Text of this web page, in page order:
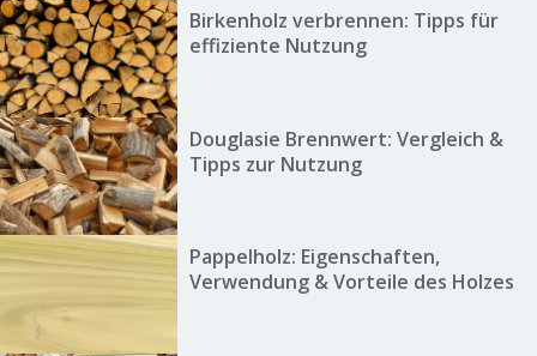
Birkenholz verbrennen: Tipps für
effiziente Nutzung
Douglasie Brennwert: Vergleich &
Tipps zur Nutzung
Pappelholz: Eigenschaften,
Verwendung & Vorteile des Holzes